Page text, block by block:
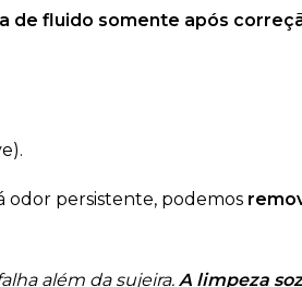
de fluido somente após
odor persistente, podemos
além da sujeira. A limpeza